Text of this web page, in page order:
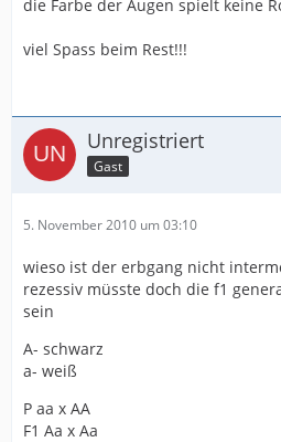
die Farbe der Augen spielt keine
viel Spass beim Rest!!!
Unregistriert
Gast
5. November 2010 um 03:10
wieso ist der erbgang nicht
rezessiv müsste doch die f1
sein
A- schwarz
a- weiß
P aa x AA
F1 Aa x Aa